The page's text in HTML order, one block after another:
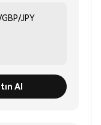
JPY
Al